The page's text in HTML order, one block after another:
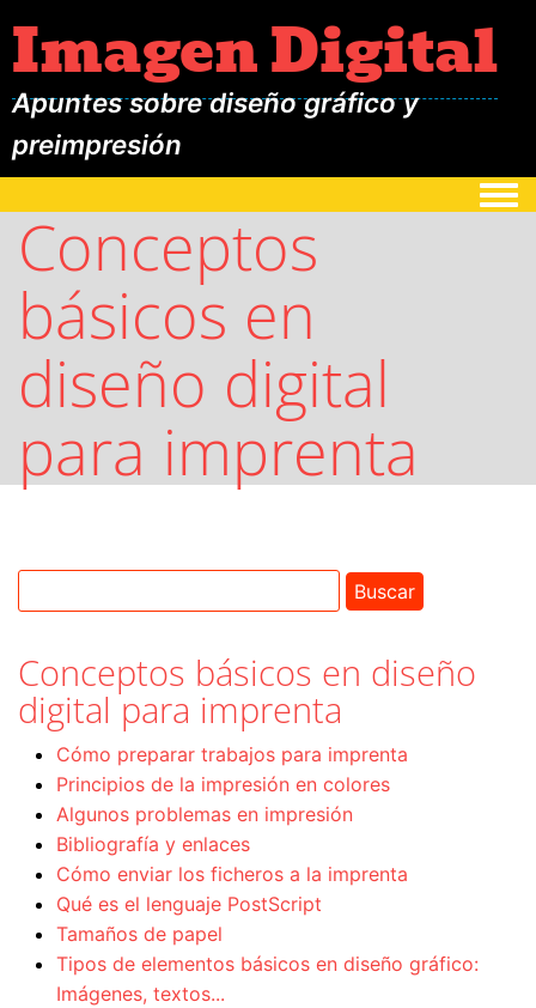
Imagen Digital
Apuntes sobre diseño gráfico y
preimpresión
Conceptos
básicos en
diseño digital
para imprenta
Conceptos básicos en diseño
digital para imprenta
Cómo preparar trabajos para imprenta
Principios de la impresión en colores
Algunos problemas en impresión
Bibliografía y enlaces
Cómo enviar los ficheros a la imprenta
Qué es el lenguaje PostScript
Tamaños de papel
Tipos de elementos básicos en diseño gráfico:
Imágenes, textos...